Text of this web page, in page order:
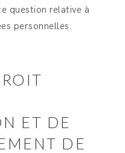
question relative à
personnelles.
ET DE
DE